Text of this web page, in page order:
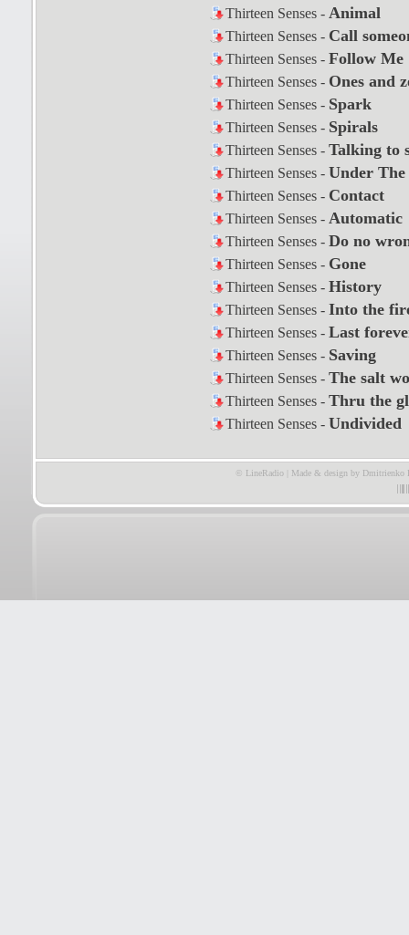
Thirteen Senses - Animal
Thirteen Senses - Call
Thirteen Senses - Follow Me
Thirteen Senses - Ones and
Thirteen Senses - Spark
Thirteen Senses - Spirals
Thirteen Senses - Talking to
Thirteen Senses - Under The
Thirteen Senses - Contact
Thirteen Senses - Automatic
Thirteen Senses - Do no
Thirteen Senses - Gone
Thirteen Senses - History
Thirteen Senses - Into the
Thirteen Senses - Last
Thirteen Senses - Saving
Thirteen Senses - The salt
Thirteen Senses - Thru the
Thirteen Senses - Undivided
© LineRadio | Made & design by Dmitrienko